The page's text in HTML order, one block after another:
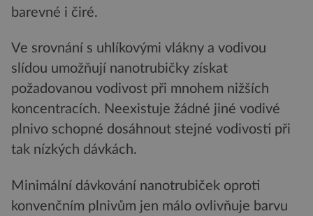
barevné i čiré.
Ve srovnání s uhlíkovými vlákny a vodivou
slídou umožňují nanotrubičky získat
požadovanou vodivost při mnohem nižších
koncentracích. Neexistuje žádné jiné vodivé
plnivo schopné dosáhnout stejné vodivosti při
tak nízkých dávkách.
Minimální dávkování nanotrubiček oproti
konvenčním plnivům jen málo ovlivňuje barvu